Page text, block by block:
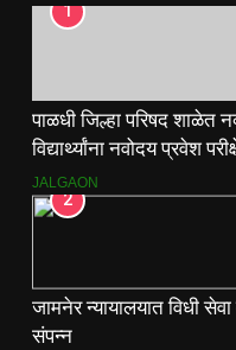
1
पाळधी जिल्हा परिषद शाळेत
विद्यार्थ्यांना नवोदय प्रवेश
वाटप.
JALGAON
2
जामनेर न्यायालयात विधी
संपन्न